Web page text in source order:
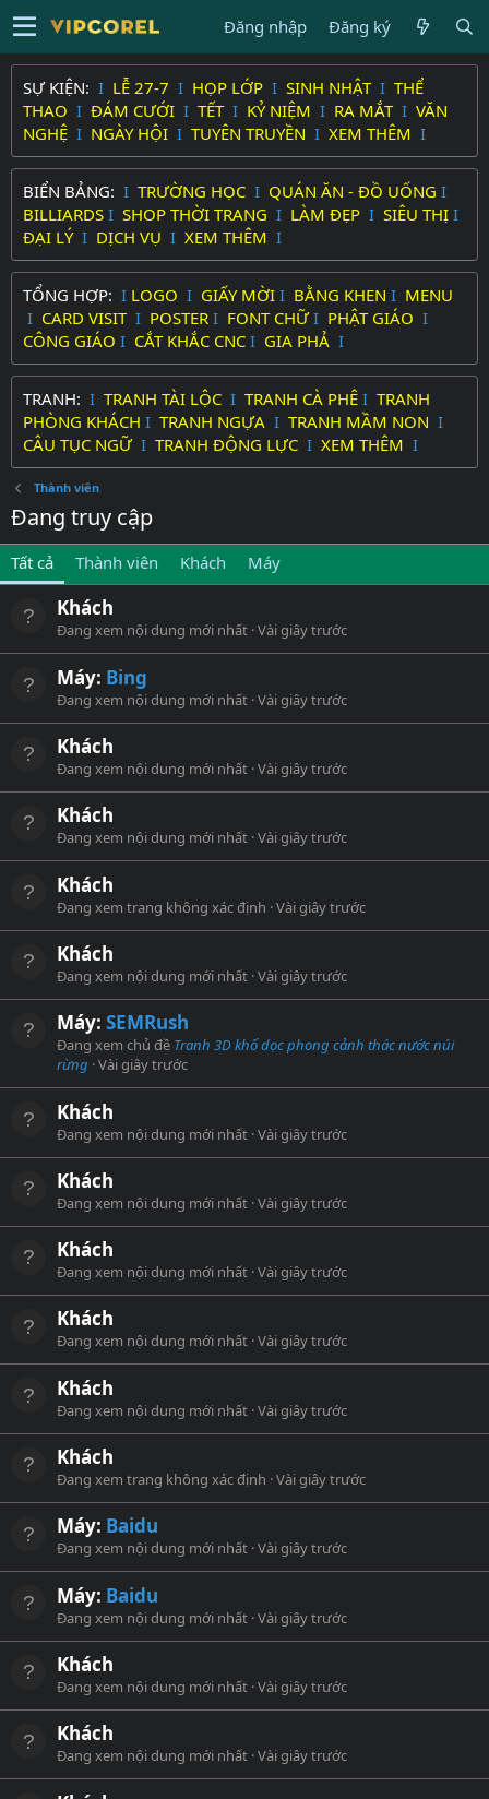
Đăng nhập Đăng ký
SỰ KIỆN: I LỄ 27-7 I HỌP LỚP I SINH NHẬT I THỂ
THAO I ĐÁM CƯỚI I TẾT I KỶ NIỆM I RA MẮT I VĂN
NGHỆ I NGÀY HỘI I TUYÊN TRUYỀN I XEM THÊM I
BIỂN BẢNG: I TRƯỜNG HỌC I QUÁN ĂN - ĐỒ UỐNG I
BILLIARDS I SHOP THỜI TRANG I LÀM ĐẸP I SIÊU THỊ I
ĐẠI LÝ I DỊCH VỤ I XEM THÊM I
TỔNG HỢP: I LOGO I GIẤY MỜI I BẰNG KHEN I MENU
I CARD VISIT I POSTER I FONT CHỮI PHẬT GIÁO I
CÔNG GIÁO I CẮT KHẮC CNC I GIA PHẢ I
TRANH: I TRANH TÀI LỘC I TRANH CÀ PHÊ I TRANH
PHÒNG KHÁCH I TRANH NGỰA I TRANH MẦM NON I
CÂU TỤC NGỮ I TRANH ĐỘNG LỰC I XEM THÊM I
Thành viên
Đang truy cập
Tất cả Thành viên Khách Máy
Khách
Đang xem nội dung mới nhất Vài giây trước
Máy: Bing
Đang xem nội dung mới nhất Vài giây trước
Khách
Đang xem nội dung mới nhất Vài giây trước
Khách
Đang xem nội dung mới nhất Vài giây trước
Khách
Đang xem trang không xác định Vài giây trước
Khách
Đang xem nội dung mới nhất Vài giây trước
Máy: SEMRush
Đang xem chủ đề Tranh 3D khổ dọc phong cảnh thác nước núi
rừng Vài giây trước
Khách
Đang xem nội dung mới nhất Vài giây trước
Khách
Đang xem nội dung mới nhất Vài giây trước
Khách
Đang xem nội dung mới nhất Vài giây trước
Khách
Đang xem nội dung mới nhất Vài giây trước
Khách
Đang xem nội dung mới nhất Vài giây trước
Khách
Đang xem trang không xác định Vài giây trước
Máy: Baidu
Đang xem nội dung mới nhất Vài giây trước
Máy: Baidu
Đang xem nội dung mới nhất Vài giây trước
Khách
Đang xem nội dung mới nhất Vài giây trước
Khách
Đang xem nội dung mới nhất Vài giây trước